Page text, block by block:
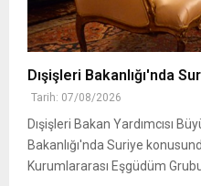
Dışişleri Bakanlığı'nda
Tarih: 07/08/2026
Dışişleri Bakan Yardımcısı
Bakanlığı'nda Suriye
Kurumlararası Eşgüdüm